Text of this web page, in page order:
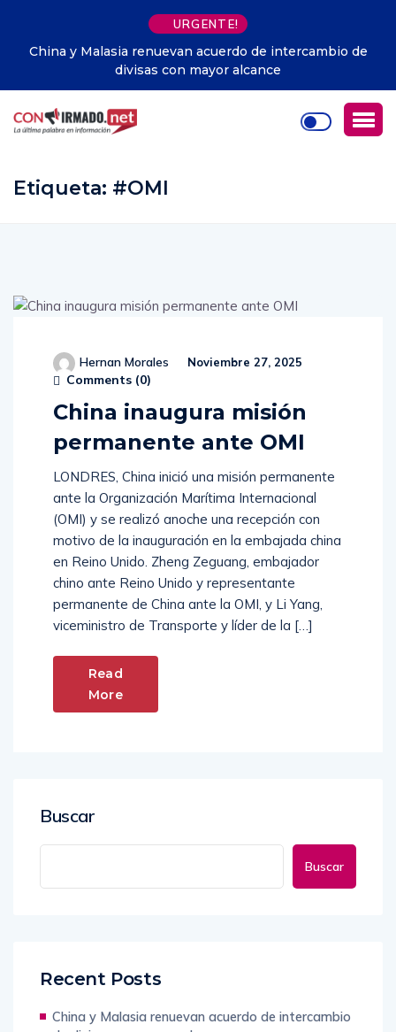
URGENTE!
acuerdo de intercambio de
Fútbol.- La Federación
servicios de
Etiqueta: #OMI
Hernan Morales Noviembre 27, 2025
Comments (0)
China inaugura misión
permanente ante OMI
LONDRES, China inició una misión permanente
ante la Organización Marítima Internacional
(OMI) y se realizó anoche una recepción con
motivo de la inauguración en la embajada china
en Reino Unido. Zheng Zeguang, embajador
chino ante Reino Unido y representante
permanente de China ante la OMI, y Li Yang,
viceministro de Transporte y líder de la […]
Read
More
Buscar
Buscar
Recent Posts
China y Malasia renuevan acuerdo de intercambio